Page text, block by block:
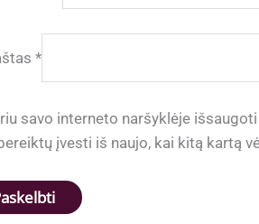
*
savo interneto naršyklėje
įvesti iš naujo, kai kitą kartą